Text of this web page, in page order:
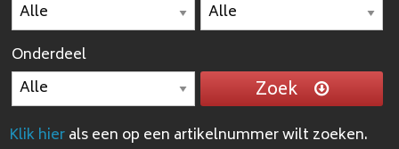
Onderdeel
Zoek
Klik hierals een op een artikelnummer wilt zoeken.